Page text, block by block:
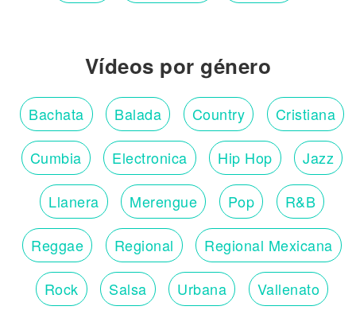
Vídeos por género
Bachata Balada Country Cristiana
Cumbia Electronica Hip Hop Jazz
Llanera Merengue Pop R&B
Reggae Regional Regional Mexicana
Rock Salsa Urbana Vallenato